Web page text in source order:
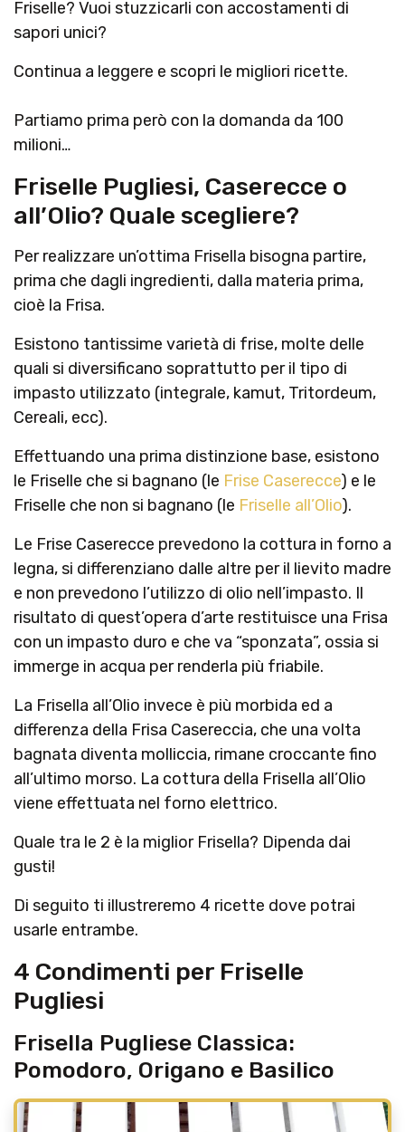
Friselle? Vuoi stuzzicarli con accostamenti di
sapori unici?
Continua a leggere e scopri le migliori ricette.
Partiamo prima però con la domanda da 100
milioni…
Friselle Pugliesi, Caserecce o
all’Olio? Quale scegliere?
Per realizzare un’ottima Frisella bisogna partire,
prima che dagli ingredienti, dalla materia prima,
cioè la Frisa.
Esistono tantissime varietà di frise, molte delle
quali si diversificano soprattutto per il tipo di
impasto utilizzato (integrale, kamut, Tritordeum,
Cereali, ecc).
Effettuando una prima distinzione base, esistono
le Friselle che si bagnano (le Frise Caserecce) e le
Friselle che non si bagnano (le Friselle all’Olio).
Le Frise Caserecce prevedono la cottura in forno a
legna, si differenziano dalle altre per il lievito madre
e non prevedono l’utilizzo di olio nell’impasto. Il
risultato di quest’opera d’arte restituisce una Frisa
con un impasto duro e che va “sponzata”, ossia si
immerge in acqua per renderla più friabile.
La Frisella all’Olio invece è più morbida ed a
differenza della Frisa Casereccia, che una volta
bagnata diventa molliccia, rimane croccante fino
all’ultimo morso. La cottura della Frisella all’Olio
viene effettuata nel forno elettrico.
Quale tra le 2 è la miglior Frisella? Dipenda dai
gusti!
Di seguito ti illustreremo 4 ricette dove potrai
usarle entrambe.
4 Condimenti per Friselle
Pugliesi
Frisella Pugliese Classica:
Pomodoro, Origano e Basilico